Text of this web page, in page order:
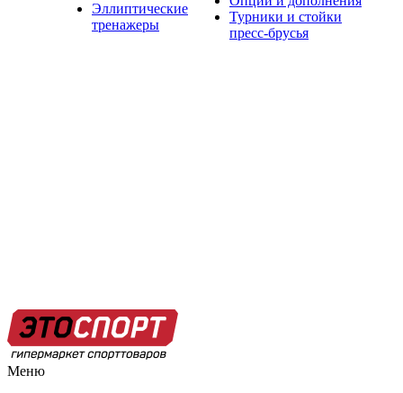
Эллиптические
тренажеры
Турники и стойки
пресс-брусья
Меню